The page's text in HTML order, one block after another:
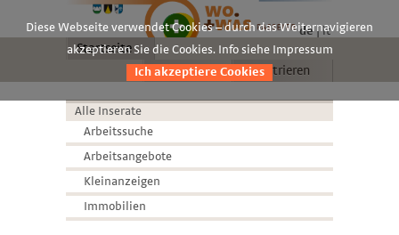
de it
Startseite
Anmelden
Registrieren
Alle Inserate
Arbeitssuche
Arbeitsangebote
Kleinanzeigen
Immobilien
Diese Webseite verwendet Cookies – durch das Weiternavigieren
akzeptieren Sie die Cookies. Info siehe Impressum
Ich akzeptiere Cookies